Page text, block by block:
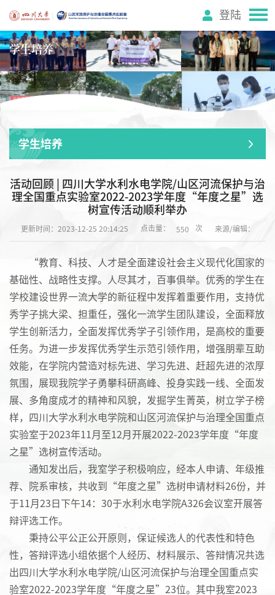
登陆
学生培养
学生培养
活动回顾 | 四川大学水利水电学院/山区河流保护与治
理全国重点实验室2022-2023学年度“年度之星”选
树宣传活动顺利举办
更新时间：2023-12-25 20:14:25 点击量： 550 次 来源/编辑：
“教育、科技、人才是全面建设社会主义现代化国家的
基础性、战略性支撑。人尽其才，百事俱举。优秀的学生在
学校建设世界一流大学的新征程中发挥着重要作用，支持优
秀学子挑大梁、担重任，强化一流学生团队建设，全面释放
学生创新活力，全面发挥优秀学子引领作用，是高校的重要
任务。为进一步发挥优秀学生示范引领作用，增强朋辈互助
效能，在学院内营造对标先进、学习先进、赶超先进的浓厚
氛围，展现我院学子勇攀科研高峰、投身实践一线、全面发
展、多角度成才的精神和风貌，发掘学生菁英，树立学子榜
样，四川大学水利水电学院和山区河流保护与治理全国重点
实验室于2023年11月至12月开展2022-2023学年度“年度
之星”选树宣传活动。
通知发出后，我室学子积极响应，经本人申请、年级推
荐、院系审核，共收到“年度之星”选树申请材料26份，并
于11月23日下午14：30于水利水电学院A326会议室开展答
辩评选工作。
秉持公平公正公开原则，保证候选人的代表性和特色
性，答辩评选小组依据个人经历、材料展示、答辩情况共选
出四川大学水利水电学院/山区河流保护与治理全国重点实
验室2022-2023学年度“年度之星”23位。其中我室2023